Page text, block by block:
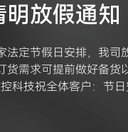
放假通知
法定节假日安排，我
货需求可提前做好备
科技祝全体客户：节日